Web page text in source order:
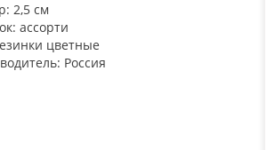
2,5 см
ассорти
цветные
Россия